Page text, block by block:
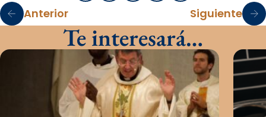
Anterior Siguiente
Te interesará…